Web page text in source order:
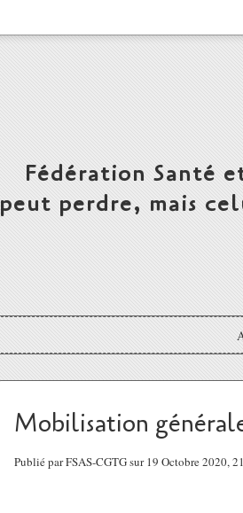
Fédération Santé
peut perdre, mais
Mobilisation
Publié par FSAS-CGTG sur 19 Octobre 2020,